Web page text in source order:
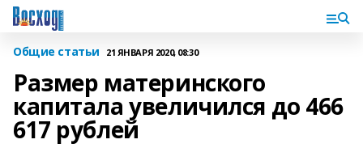
Общие статьи 21 ЯНВАРЯ 2020, 08:30
Размер материнского
капитала увеличился до 466
617 рублей